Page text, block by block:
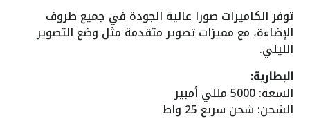
توفر الكاميرات صورا عالية الجودة في جميع ظروف
الإضاءة، مع مميزات تصوير متقدمة مثل وضع التصوير
الليلي.
البطارية:
السعة: 5000 مللي أمبير
الشحن: شحن سريع 25 واط